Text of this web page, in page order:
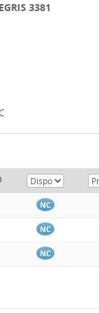
3381
NC
NC
NC